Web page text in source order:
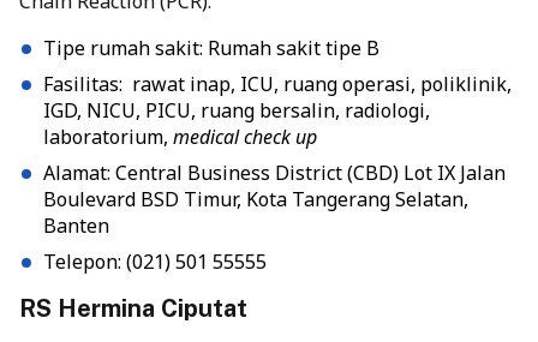
Tipe rumah sakit: Rumah sakit tipe B
Fasilitas: rawat inap, ICU, ruang operasi, poliklinik,
IGD, NICU, PICU, ruang bersalin, radiologi,
laboratorium, medical check up
Alamat: Central Business District (CBD) Lot IX Jalan
Boulevard BSD Timur, Kota Tangerang Selatan,
Banten
Telepon: (021) 501 55555
RS Hermina Ciputat